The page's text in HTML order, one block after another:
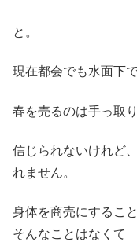
と。
現在都会でも水面下
春を売るのは手っ取
信じられないけれど
れません。
身体を商売にするこ
そんなことはなくて